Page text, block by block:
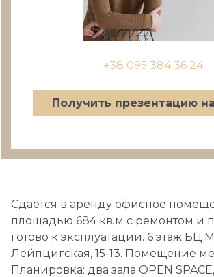
+38 095 384 36 24
Получить презентацию
Сдается в аренду офисное
площадью 684 кв.м с ремонтом и
готово к эксплуатации. 6 этаж БЦ
Лейпцигская, 15-13. Помещение
Планировка: два зала OPEN